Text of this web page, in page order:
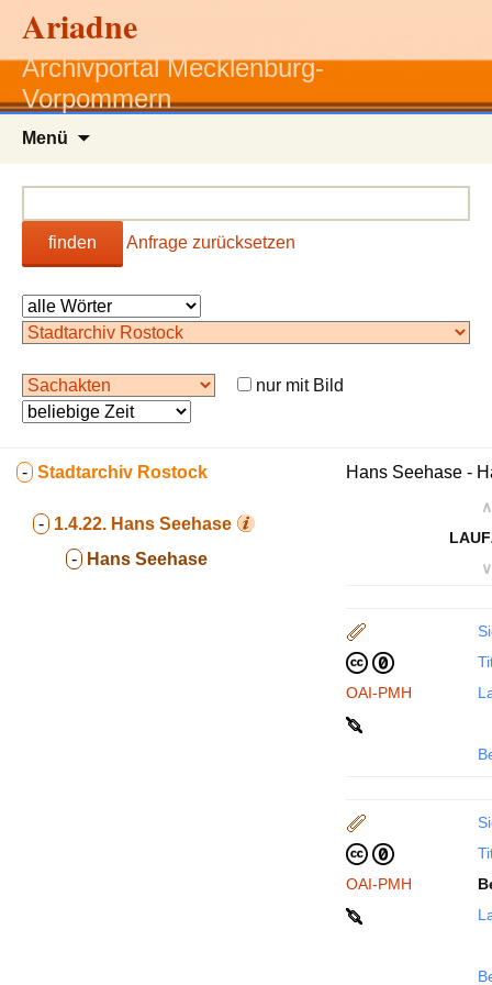
Ariadne
Archivportal Mecklenburg-
Vorpommern
Menü
finden Anfrage zurücksetzen
nur mit Bild
- Stadtarchiv Rostock
- 1.4.22. Hans Seehase
- Hans Seehase
Hans Seehase -
∧
∨
OAI-PMH
OAI-PMH